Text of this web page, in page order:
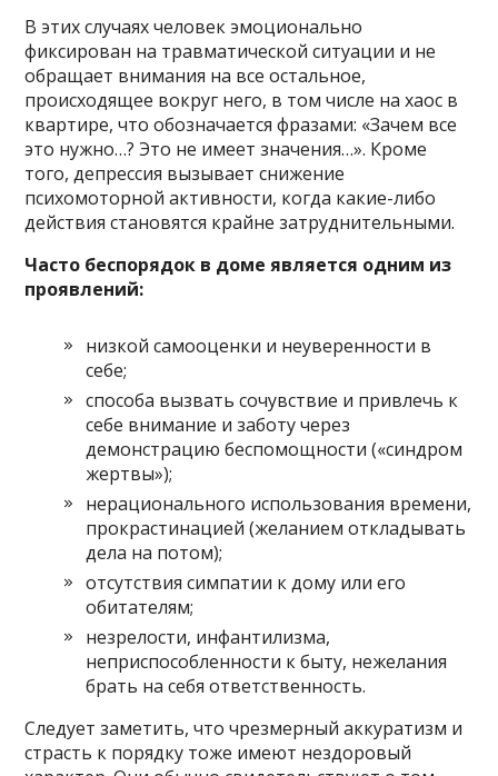
В этих случаях человек эмоционально
фиксирован на травматической ситуации и не
обращает внимания на все остальное,
происходящее вокруг него, в том числе на хаос в
квартире, что обозначается фразами: «Зачем все
это нужно…? Это не имеет значения…». Кроме
того, депрессия вызывает снижение
психомоторной активности, когда какие-либо
действия становятся крайне затруднительными.
Часто беспорядок в доме является одним из
проявлений:
низкой самооценки и неуверенности в
себе;
способа вызвать сочувствие и привлечь к
себе внимание и заботу через
демонстрацию беспомощности («синдром
жертвы»);
нерационального использования времени,
прокрастинацией (желанием откладывать
дела на потом);
отсутствия симпатии к дому или его
обитателям;
незрелости, инфантилизма,
неприспособленности к быту, нежелания
брать на себя ответственность.
Следует заметить, что чрезмерный аккуратизм и
страсть к порядку тоже имеют нездоровый